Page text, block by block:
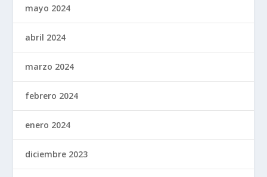
mayo 2024
abril 2024
marzo 2024
febrero 2024
enero 2024
diciembre 2023